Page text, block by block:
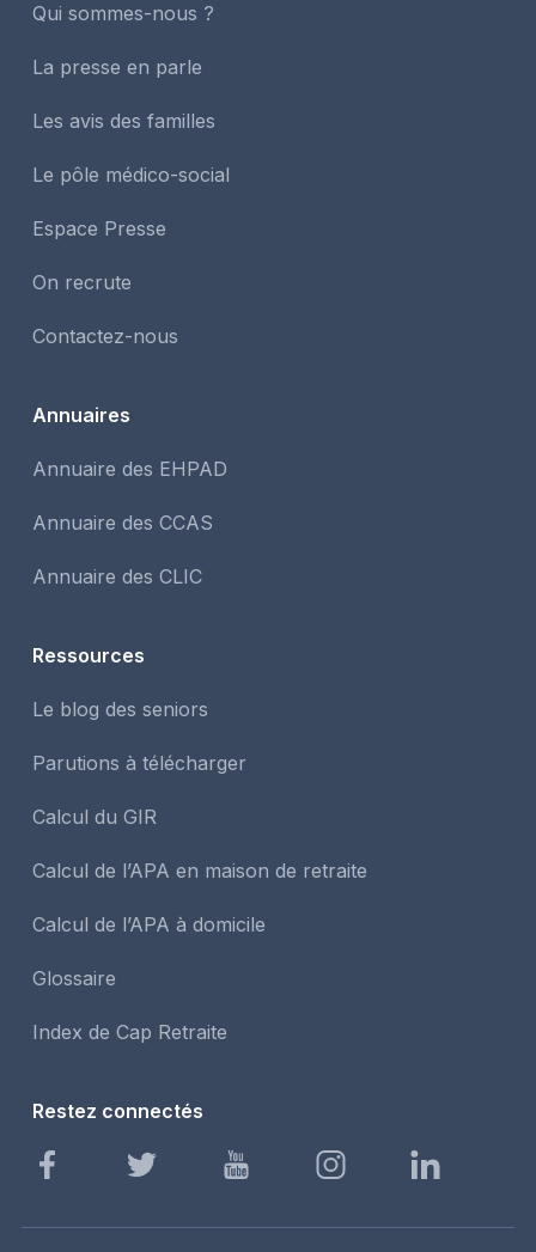
Qui sommes-nous ?
La presse en parle
Les avis des familles
Le pôle médico-social
Espace Presse
On recrute
Contactez-nous
Annuaires
Annuaire des EHPAD
Annuaire des CCAS
Annuaire des CLIC
Ressources
Le blog des seniors
Parutions à télécharger
Calcul du GIR
Calcul de l’APA en maison de retraite
Calcul de l’APA à domicile
Glossaire
Index de Cap Retraite
Restez connectés